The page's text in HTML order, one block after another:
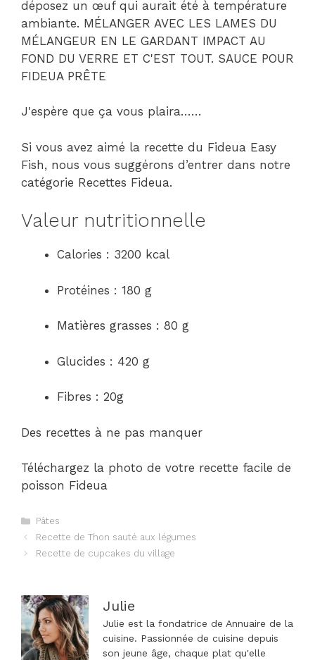
déposez un œuf qui aurait été à température
ambiante. MÉLANGER AVEC LES LAMES DU
MÉLANGEUR EN LE GARDANT IMPACT AU
FOND DU VERRE ET C'EST TOUT. SAUCE POUR
FIDEUA PRÊTE
J'espère que ça vous plaira……
Si vous avez aimé la recette du Fideua Easy
Fish, nous vous suggérons d’entrer dans notre
catégorie Recettes Fideua.
Valeur nutritionnelle
Calories : 3200 kcal
Protéines : 180 g
Matières grasses : 80 g
Glucides : 420 g
Fibres : 20g
Des recettes à ne pas manquer
Téléchargez la photo de votre recette facile de
poisson Fideua
Catégories
Pâtes
Navigation
des
Recette de Thon sauté aux légumes
Recette de cupcakes du village
Julie
Julie est la fondatrice de Annuaire de la
cuisine. Passionnée de cuisine depuis
son jeune âge, chaque plat qu'elle